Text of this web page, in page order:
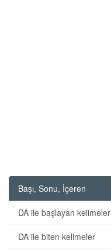
Başı, Sonu, İçeren
DA ile başlayan kelimeler
DA ile biten kelimeler